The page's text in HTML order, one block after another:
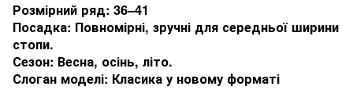
Розмірний ряд: 36–41
Посадка: Повномірні, зручні для середньої ширини
стопи.
Сезон: Весна, осінь, літо.
Слоган моделі: Класика у новому форматі